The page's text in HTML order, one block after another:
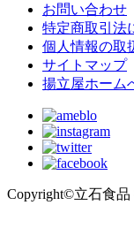
お問い合わせ
特定商取引法
個人情報の取
サイトマップ
揚立屋ホーム
Copyright©立石食品